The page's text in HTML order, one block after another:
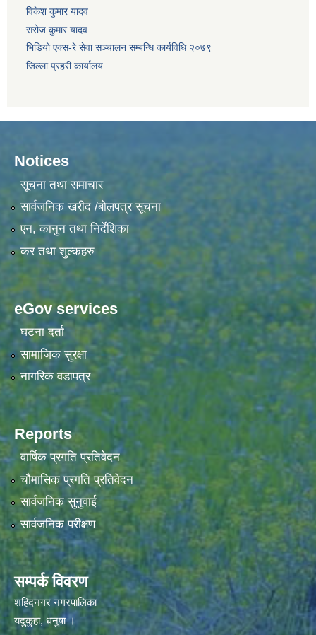
विकेश कुमार यादव
सरोज कुमार यादव
भिडियो एक्स-रे सेवा सञ्चालन सम्बन्धि कार्यविधि २०७९
जिल्ला प्रहरी कार्यालय
Notices
सूचना तथा समाचार
सार्वजनिक खरीद /बोलपत्र सूचना
एन, कानुन तथा निर्देशिका
कर तथा शुल्कहरु
eGov services
घटना दर्ता
सामाजिक सुरक्षा
नागरिक वडापत्र
Reports
वार्षिक प्रगति प्रतिवेदन
चौमासिक प्रगति प्रतिवेदन
सार्वजनिक सुनुवाई
सार्वजनिक परीक्षण
सम्पर्क विवरण
शहिदनगर नगरपालिका
यदुकुहा, धनुषा ।